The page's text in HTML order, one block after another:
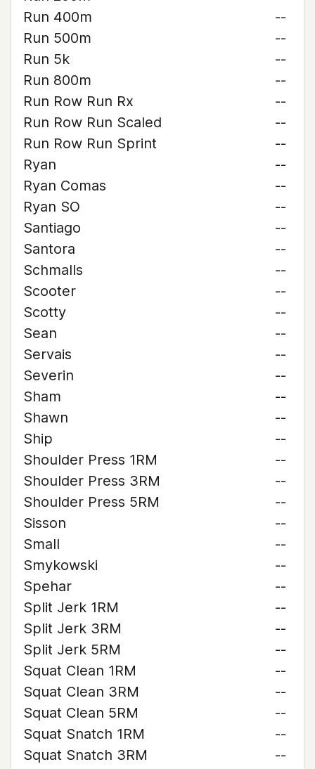
Run 400m
--
Run 500m
--
Run 5k
--
Run 800m
--
Run Row Run Rx
--
Run Row Run Scaled
--
Run Row Run Sprint
--
Ryan
--
Ryan Comas
--
Ryan SO
--
Santiago
--
Santora
--
Schmalls
--
Scooter
--
Scotty
--
Sean
--
Servais
--
Severin
--
Sham
--
Shawn
--
Ship
--
Shoulder Press 1RM
--
Shoulder Press 3RM
--
Shoulder Press 5RM
--
Sisson
--
Small
--
Smykowski
--
Spehar
--
Split Jerk 1RM
--
Split Jerk 3RM
--
Split Jerk 5RM
--
Squat Clean 1RM
--
Squat Clean 3RM
--
Squat Clean 5RM
--
Squat Snatch 1RM
--
Squat Snatch 3RM
--